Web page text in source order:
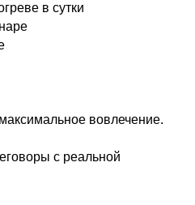
в сутки
вовлечение.
с реальной